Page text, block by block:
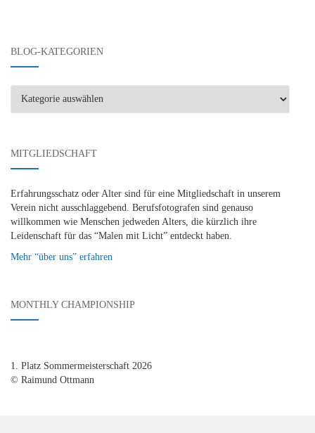
BLOG-KATEGORIEN
Kategorien
MITGLIEDSCHAFT
Erfahrungsschatz oder Alter sind für eine Mitgliedschaft in unserem
Verein nicht ausschlaggebend. Berufsfotografen sind genauso
willkommen wie Menschen jedweden Alters, die kürzlich ihre
Leidenschaft für das “Malen mit Licht” entdeckt haben.
Mehr “über uns” erfahren
MONTHLY CHAMPIONSHIP
1. Platz Sommermeisterschaft 2026
© Raimund Ottmann